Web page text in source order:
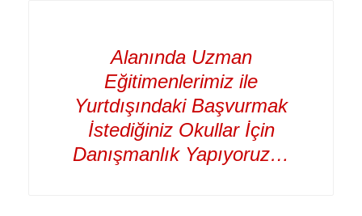
Alanında Uzman
Eğitimenlerimiz ile
Yurtdışındaki Başvurmak
İstediğiniz Okullar İçin
Danışmanlık Yapıyoruz…